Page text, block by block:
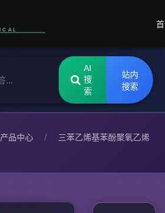
AI
搜
索
站内
搜索
产品中心 /
三苯乙烯基苯酚聚氧乙烯